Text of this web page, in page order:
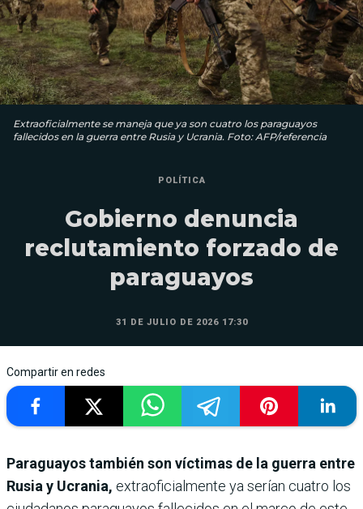
Extraoficialmente se maneja que ya son cuatro los paraguayos
fallecidos en la guerra entre Rusia y Ucrania. Foto: AFP/referencia
POLÍTICA
Gobierno denuncia
reclutamiento forzado de
paraguayos
31 DE JULIO DE 2026 17:30
Compartir en redes
Paraguayos también son víctimas de la guerra entre
Rusia y Ucrania, extraoficialmente ya serían cuatro los